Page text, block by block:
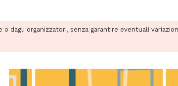
dagli organizzatori, senza garantire eventuali